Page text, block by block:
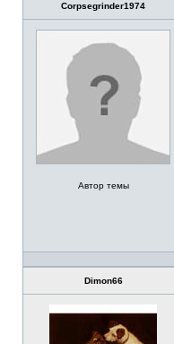
Corpsegrinder1974
Автор темы
Dimon66